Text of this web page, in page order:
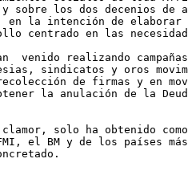
sobre los dos decenios de
en la intención de elaborar
centrado en las
venido realizando
sindicatos y oros
de firmas y en
la anulación de la
solo ha obtenido
el BM y de los países